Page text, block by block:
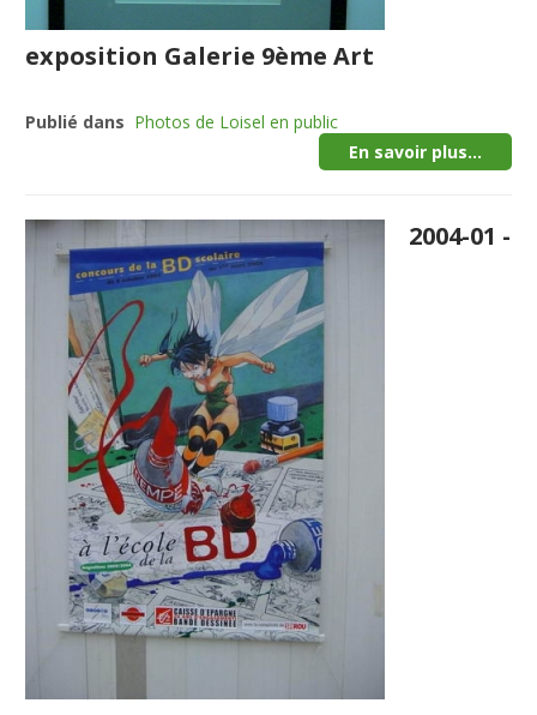
exposition Galerie 9ème Art
Publié dans Photos de Loisel en public
En savoir plus...
2004-01 -